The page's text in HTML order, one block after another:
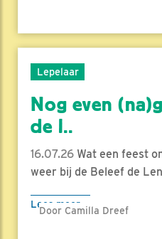
Lepelaar
Nog even
de l..
16.07.26 Wat een feest
weer bij de Beleef de
Lees meer
Door Camilla Dreef